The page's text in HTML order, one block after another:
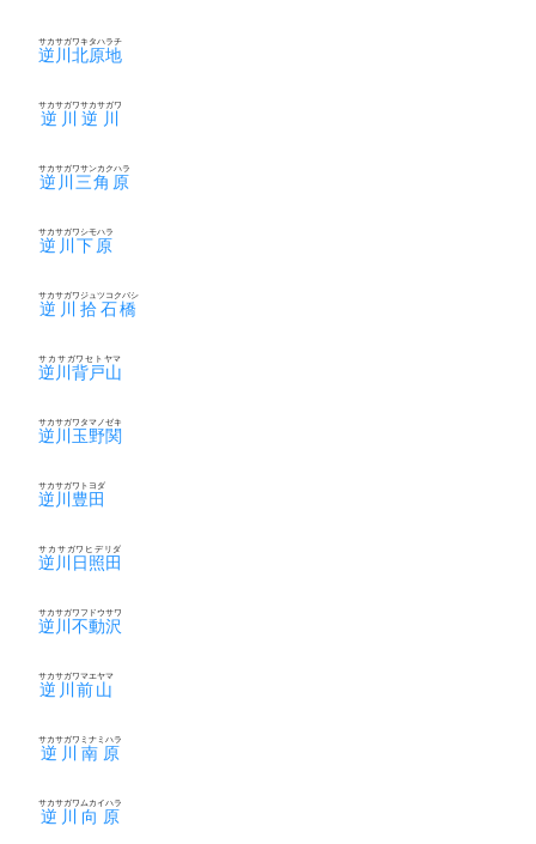
逆川北原地
サカサガワキタハラチ
逆川逆川
サカサガワサカサガワ
逆川三角原
サカサガワサンカクハラ
逆川下原
サカサガワシモハラ
逆川拾石橋
サカサガワジュツコクバシ
逆川背戸山
サカサガワセトヤマ
逆川玉野関
サカサガワタマノゼキ
逆川豊田
サカサガワトヨダ
逆川日照田
サカサガワヒデリダ
逆川不動沢
サカサガワフドウサワ
逆川前山
サカサガワマエヤマ
逆川南原
サカサガワミナミハラ
逆川向原
サカサガワムカイハラ